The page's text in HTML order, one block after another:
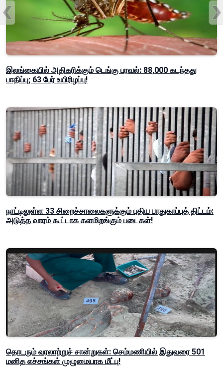
இலங்கையில் அதிகரிக்கும் டெங்கு பரவல்: 88,000 கடந்தது
பாதிப்பு; 63 பேர் உயிரிழப்பு!
நாட்டிலுள்ள 33 சிறைச்சாலைகளுக்கும் புதிய பாதுகாப்புத் திட்டம்:
அடுத்த வாரம் கூட்டாக களமிறங்கும் படைகள்!
தொடரும் வரலாற்றுச் சான்றுகள்: செம்மணியில் இதுவரை 501
மனித எச்சங்கள் முழுமையாக மீட்பு!